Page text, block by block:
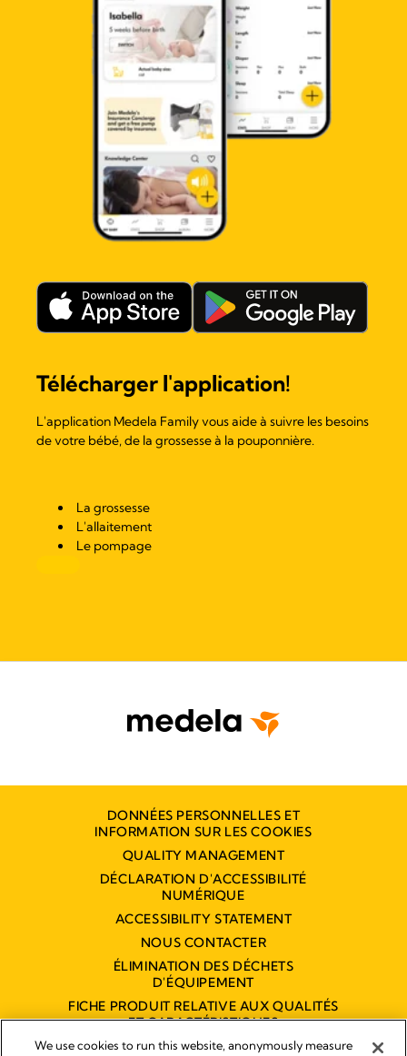
Télécharger l'application!
L'application Medela Family vous aide à suivre les besoins
de votre bébé, de la grossesse à la pouponnière.
La grossesse
L'allaitement
Le pompage
DONNÉES PERSONNELLES ET
INFORMATION SUR LES COOKIES
QUALITY MANAGEMENT
DÉCLARATION D'ACCESSIBILITÉ
NUMÉRIQUE
ACCESSIBILITY STATEMENT
NOUS CONTACTER
ÉLIMINATION DES DÉCHETS
D'ÉQUIPEMENT
FICHE PRODUIT RELATIVE AUX QUALITÉS
ET CARACTÉRISTIQUES
ENVIRONNEMENTALES
We use cookies to run this website, anonymously measure